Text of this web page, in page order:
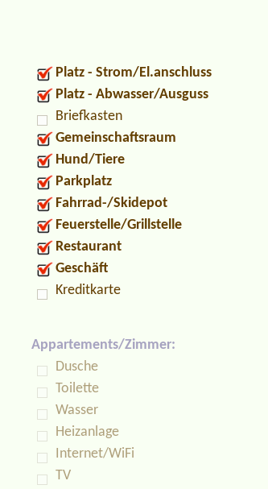
Platz - Strom/El.anschluss
Platz - Abwasser/Ausguss
Briefkasten
Gemeinschaftsraum
Hund/Tiere
Parkplatz
Fahrrad-/Skidepot
Feuerstelle/Grillstelle
Restaurant
Geschäft
Kreditkarte
Appartements/Zimmer:
Dusche
Toilette
Wasser
Heizanlage
Internet/WiFi
TV